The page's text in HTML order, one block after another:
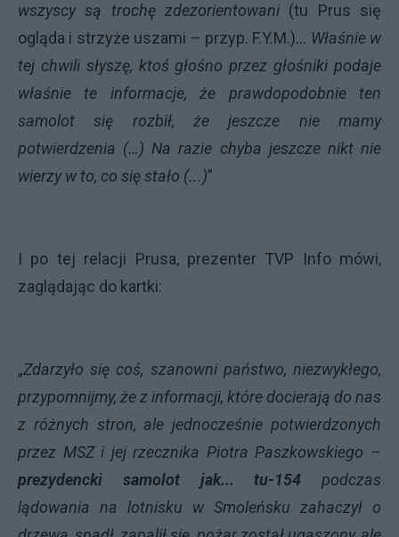
wszyscy są trochę zdezorientowani (tu Prus się
ogląda i strzyże uszami – przyp. F.Y.M.)... Właśnie w
tej chwili słyszę, ktoś głośno przez głośniki podaje
właśnie te informacje, że prawdopodobnie ten
samolot się rozbił, że jeszcze nie mamy
potwierdzenia (…) Na razie chyba jeszcze nikt nie
wierzy w to, co się stało (...)”
I po tej relacji Prusa, prezenter TVP Info mówi,
zaglądając do kartki:
„Zdarzyło się coś, szanowni państwo, niezwykłego,
przypomnijmy, że z informacji, które docierają do nas
z różnych stron, ale jednocześnie potwierdzonych
przez MSZ i jej rzecznika Piotra Paszkowskiego –
prezydencki samolot jak... tu-154
podczas
lądowania na lotnisku w Smoleńsku zahaczył o